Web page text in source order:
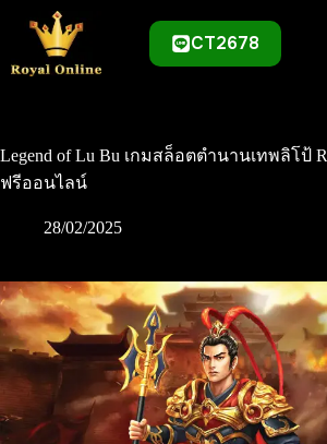
content
CT2678
Legend of Lu Bu เกมสล็อตตำนานเทพลิโป้
ฟรีออนไลน์
28/02/2025